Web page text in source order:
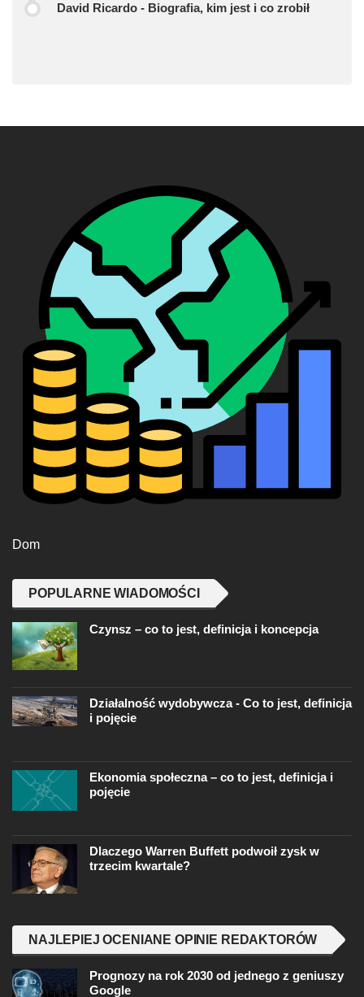
David Ricardo - Biografia, kim jest i co zrobił
Dom
POPULARNE WIADOMOŚCI
Czynsz – co to jest, definicja i koncepcja
Działalność wydobywcza - Co to jest, definicja
i pojęcie
Ekonomia społeczna – co to jest, definicja i
pojęcie
Dlaczego Warren Buffett podwoił zysk w
trzecim kwartale?
NAJLEPIEJ OCENIANE OPINIE REDAKTORÓW
Prognozy na rok 2030 od jednego z geniuszy
Google